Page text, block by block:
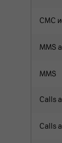
СМС
MMS
MMS
Calls
Calls